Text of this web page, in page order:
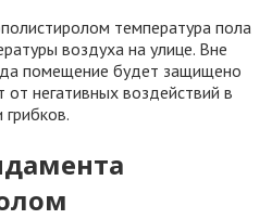
температура пола
воздуха на улице. Вне
помещение будет защищено
негативных воздействий в